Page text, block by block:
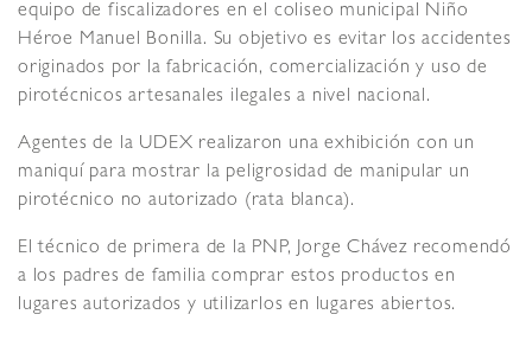
equipo de fiscalizadores en el coliseo municipal Niño
Héroe Manuel Bonilla. Su objetivo es evitar los accidentes
originados por la fabricación, comercialización y uso de
pirotécnicos artesanales ilegales a nivel nacional.
Agentes de la UDEX realizaron una exhibición con un
maniquí para mostrar la peligrosidad de manipular un
pirotécnico no autorizado (rata blanca).
El técnico de primera de la PNP, Jorge Chávez recomendó
a los padres de familia comprar estos productos en
lugares autorizados y utilizarlos en lugares abiertos.